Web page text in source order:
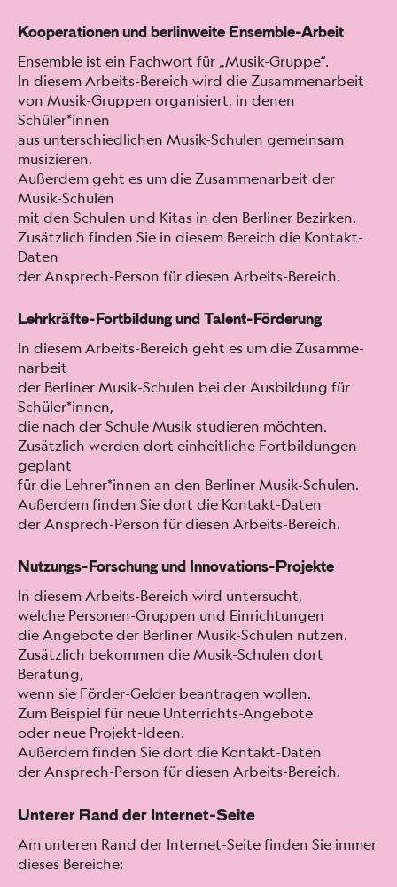
Kooperationen und berlinweite Ensemble-Arbeit
Ensem­ble ist ein Fach­wort für „Musik-Gruppe“.
In diesem Arbeits-Bere­ich wird die Zusam­me­nar­beit
von Musik-Grup­pen organ­isiert, in denen
Schüler*innen
aus unter­schiedlichen Musik-Schulen gemein­sam
musizieren.
Außer­dem geht es um die Zusam­me­nar­beit der
Musik-Schulen
mit den Schulen und Kitas in den Berlin­er Bezirken.
Zusät­zlich find­en Sie in diesem Bere­ich die Kon­takt-
Dat­en
der Ansprech-Per­son für diesen Arbeits-Bere­ich.
Lehrkräfte-Fortbildung und Talent-Förderung
In diesem Arbeits-Bere­ich geht es um die Zusam­me­
nar­beit
der Berlin­er Musik-Schulen bei der Aus­bil­dung für
Schüler*innen,
die nach der Schule Musik studieren möcht­en.
Zusät­zlich wer­den dort ein­heitliche Fort­bil­dun­gen
geplant
für die Lehrer*innen an den Berlin­er Musik-Schulen.
Außer­dem find­en Sie dort die Kon­takt-Dat­en
der Ansprech-Per­son für diesen Arbeits-Bere­ich.
Nutzungs-Forschung und Innovations-Projekte
In diesem Arbeits-Bere­ich wird unter­sucht,
welche Per­so­n­en-Grup­pen und Ein­rich­tun­gen
die Ange­bote der Berlin­er Musik-Schulen nutzen.
Zusät­zlich bekom­men die Musik-Schulen dort
Beratung,
wenn sie Förder-Gelder beantra­gen wollen.
Zum Beispiel für neue Unter­richts-Ange­bote
oder neue Pro­jekt-Ideen.
Außer­dem find­en Sie dort die Kon­takt-Dat­en
der Ansprech-Per­son für diesen Arbeits-Bere­ich.
Unterer Rand der Internet-Seite
Am unteren Rand der Inter­net-Seite find­en Sie immer
dieses Bere­iche: